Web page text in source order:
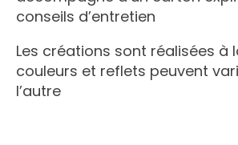
conseils d’entretien
Les créations sont réalisées à
couleurs et reflets peuvent
l’autre